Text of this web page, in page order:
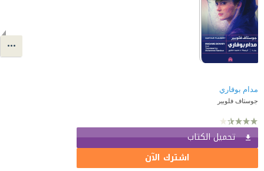
مدام بوفاري
جوستاف فلوبير
تحميل الكتاب
اشترك الآن